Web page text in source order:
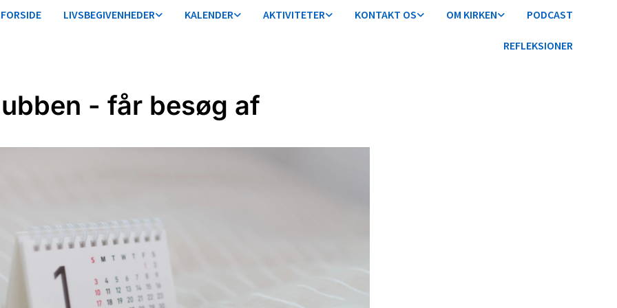
FORSIDE LIVSBEGIVENHEDER KALENDER AKTIVITETER KONTAKT OS OM KIRKEN PODCAST
REFLEKSIONER
- får besøg af